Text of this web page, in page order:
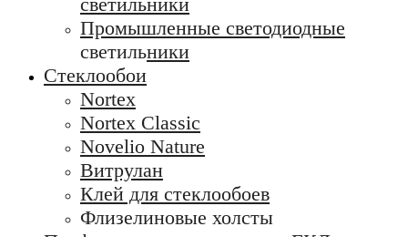
Промышленные светодиодные
светильники
Стеклообои
Nortex
Nortex Classic
Novelio Nature
Витрулан
Клей для стеклообоев
Флизелиновые холсты